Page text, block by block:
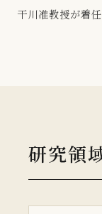
干川准教授が着任
研究領